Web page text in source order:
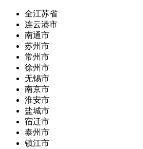
全江苏省
连云港市
南通市
苏州市
常州市
徐州市
无锡市
南京市
淮安市
盐城市
宿迁市
泰州市
镇江市